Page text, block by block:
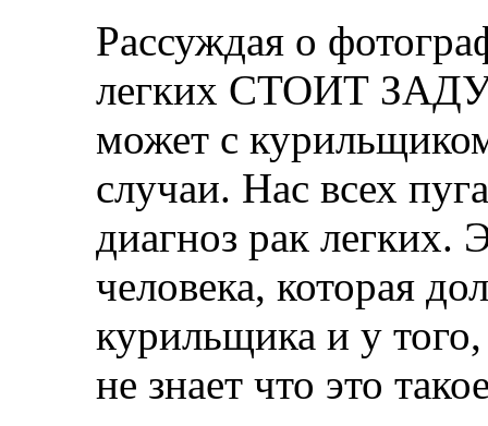
Рассуждая о
легких СТОИТ
может с
случаи. Нас всех
диагноз рак легких.
человека, которая
курильщика и у
не знает что это